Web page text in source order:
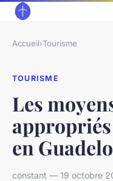
Accueil›Tourisme
TOURISME
Les
en
constant — 19 octobre